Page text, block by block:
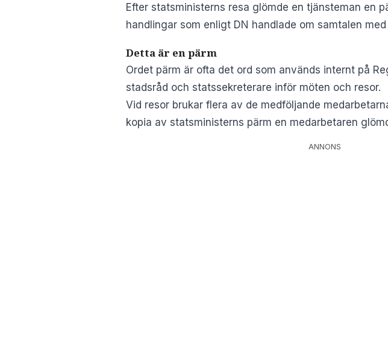
Efter statsministerns resa glömde en tjänsteman en
handlingar som enligt DN handlade om samtalen med
Detta är en pärm
Ordet pärm är ofta det ord som används internt på
stadsråd och statssekreterare inför möten och resor.
Vid resor brukar flera av de medföljande
kopia av statsministerns pärm en medarbetaren
ANNONS